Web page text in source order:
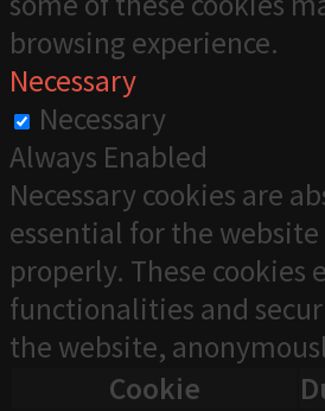
browsing experience.
Necessary
Necessary
Always Enabled
Necessary cookies are
essential for the
properly. These cookies
functionalities and
the website,
Cookie